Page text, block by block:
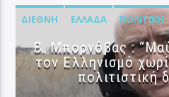
ΔΙΕΘΝΉ ΕΛΛΆΔΑ ΠΟΛΙΤΙΚΉ
B. Μπορνόβας :
τον Ελληνισμό
πολιτιστική